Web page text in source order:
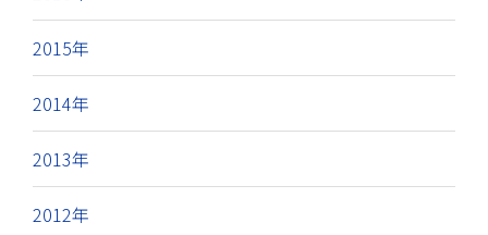
2015年
2014年
2013年
2012年